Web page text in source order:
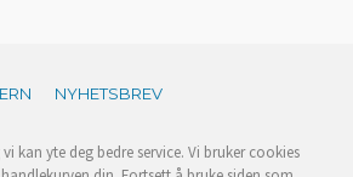
NYHETSBREV
kan yte deg bedre service. Vi bruker cookies